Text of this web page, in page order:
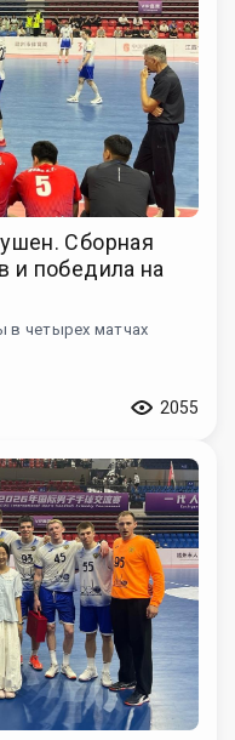
Сборная
и победила на
в четырех матчах
2055